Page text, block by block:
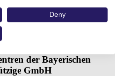
in der
der Bayerischen
GmbH
Deny